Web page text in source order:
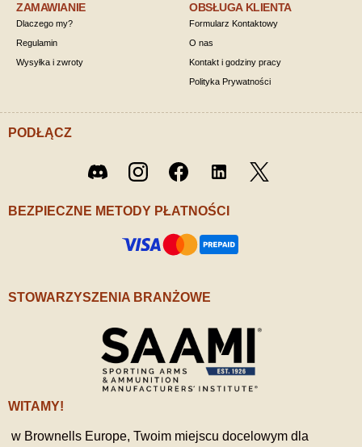
ZAMAWIANIE
Dlaczego my?
Regulamin
Wysyłka i zwroty
OBSŁUGA KLIENTA
Formularz Kontaktowy
O nas
Kontakt i godziny pracy
Polityka Prywatności
PODŁĄCZ
Discord Instagram Facebook LinkedIn
BEZPIECZNE METODY PŁATNOŚCI
STOWARZYSZENIA BRANŻOWE
WITAMY!
w Brownells Europe, Twoim miejscu docelowym dla